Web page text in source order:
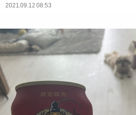
2021.09.12 08:53